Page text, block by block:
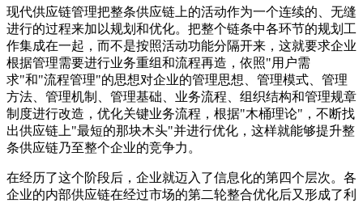
现代供应链管理把整条供应链上的活动作为一个连续的、无缝
进行的过程来加以规划和优化。把整个链条中各环节的规划工
作集成在一起，而不是按照活动功能分隔开来，这就要求企业
根据管理需要进行业务重组和流程再造，依照"用户需
求"和"流程管理"的思想对企业的管理思想、管理模式、管理
方法、管理机制、管理基础、业务流程、组织结构和管理规章
制度进行改造，优化关键业务流程，根据"木桶理论"，不断找
出供应链上"最短的那块木头"并进行优化，这样就能够提升整
条供应链乃至整个企业的竞争力。
在经历了这个阶段后，企业就迈入了信息化的第四个层次。各
企业的内部供应链在经过市场的第二轮整合优化后又形成了利